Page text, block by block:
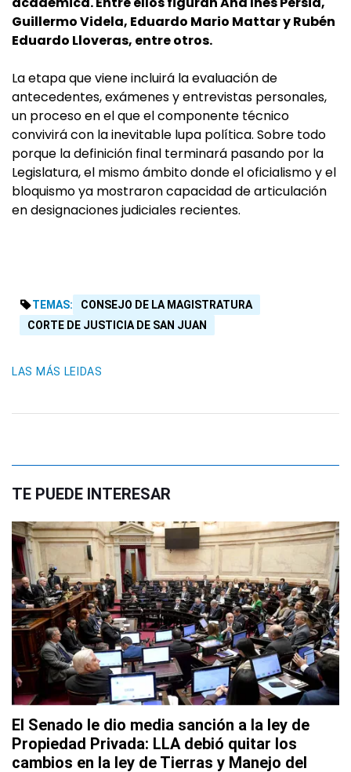
Guillermo Videla, Eduardo Mario Mattar y Rubén
Eduardo Lloveras, entre otros.
La etapa que viene incluirá la evaluación de
antecedentes, exámenes y entrevistas personales,
un proceso en el que el componente técnico
convivirá con la inevitable lupa política. Sobre todo
porque la definición final terminará pasando por la
Legislatura, el mismo ámbito donde el oficialismo y el
bloquismo ya mostraron capacidad de articulación
en designaciones judiciales recientes.
TEMAS:
CONSEJO DE LA MAGISTRATURA
CORTE DE JUSTICIA DE SAN JUAN
LAS MÁS LEIDAS
TE PUEDE INTERESAR
El Senado le dio media sanción a la ley de
Propiedad Privada: LLA debió quitar los
cambios en la ley de Tierras y Manejo del